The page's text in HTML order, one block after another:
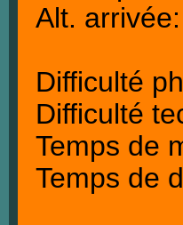
Alt.
Difficulté
Difficulté
Temps
Temps de